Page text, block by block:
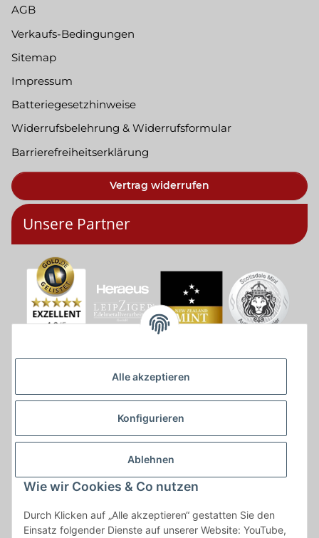
Alle akzeptieren
Konfigurieren
Ablehnen
Wie wir Cookies & Co nutzen
Durch Klicken auf „Alle akzeptieren“ gestatten Sie den
Einsatz folgender Dienste auf unserer Website: YouTube,
AGB
Verkaufs-Bedingungen
Sitemap
Impressum
Batteriegesetzhinweise
Widerrufsbelehrung & Widerrufsformular
Barrierefreiheitserklärung
Vertrag widerrufen
Unsere Partner
* * Lieferzeiten gelten ab Zahlungseingang und innerhalb
Deutschland.Irrtümer vorbehalten. Angaben zur